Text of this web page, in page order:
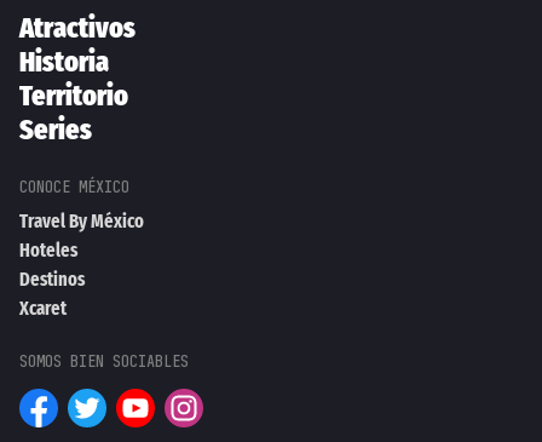
Atractivos
Historia
Territorio
Series
Travel By México
Hoteles
Destinos
Xcaret